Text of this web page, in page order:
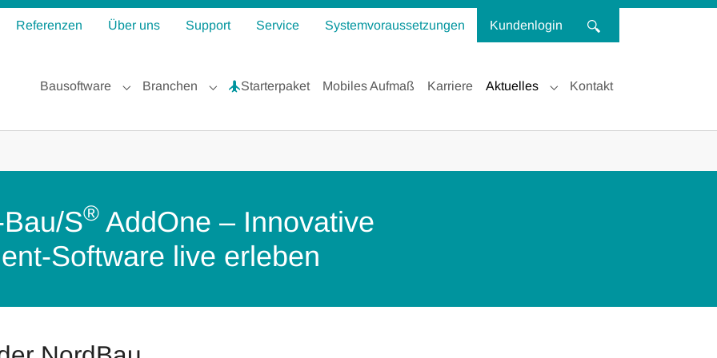
Referenzen Über uns Support Service Systemvoraussetzungen Kundenlogin
Bausoftware
Submenu for "Bausoftware"
Branchen
Submenu for "Branchen"
Starterpaket Mobiles Aufmaß Karriere Aktuelles
Submenu for "Aktuelles"
Kontakt
S® AddOne – Innovative
Software live erleben